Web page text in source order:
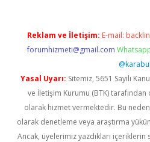
Reklam ve İletişim: E-mail:
forumhizmeti@gmail.com
@karabul
Yasal Uyarı: Sitemiz, 5651 Sayılı
ve İletişim Kurumu (BTK) tarafından
olarak hizmet vermektedir. Bu
olarak denetleme veya araştırma
Ancak, üyelerimiz yazdıkları